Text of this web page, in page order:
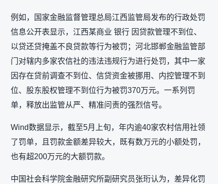
例如，国家金融监督管理总局江西监管局发布的行政处罚
信息公开表显示，江西某商业 银行 因贷款管理不到位、
以贷还贷掩盖不良贷款等行为被罚；河北邯郸金融监管部
门对辖内多家农信社的违法违规行为进行处罚，其中一家
因存在贷前调查不到位、信贷资金被挪用、内控管理不到
位、股东股权管理不到位行为被罚370万元。一系列罚
单，释放出监管从严、精准问责的强烈信号。
Wind数据显示，截至5月上旬，年内逾40家农村信用社领
了罚单，且罚款金额差异较大，既有数万元的小额处罚，
也有超200万元的大额罚款。
中国社会科学院金融研究所副研究员张珩认为，差异化罚